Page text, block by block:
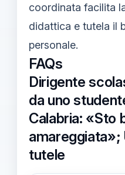
coordinata facilita
didattica e tutela il
personale.
FAQs
Dirigente
da uno
Calabria: «Sto
amareggiata»;
tutele